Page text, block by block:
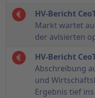
HV-Bericht
Markt wartet
der avisierten
HV-Bericht
Abschreibung
und
Ergebnis tief